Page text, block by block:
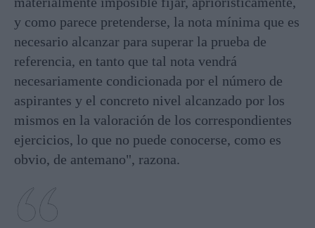
y como parece pretenderse, la nota mínima que es
necesario alcanzar para superar la prueba de
referencia, en tanto que tal nota vendrá
necesariamente condicionada por el número de
aspirantes y el concreto nivel alcanzado por los
mismos en la valoración de los correspondientes
ejercicios, lo que no puede conocerse, como es
obvio, de antemano", razona.